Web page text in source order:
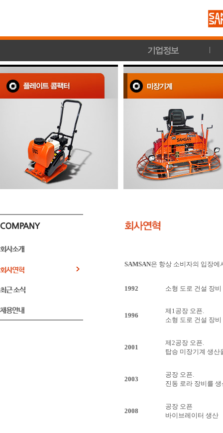
SAMSAN은 항상 소비자의 입장
1992 소형 도로 건설 장비
1996
제1공장 오픈.
소형 도로 건설 장
2001
제2공장 오픈.
탑승 미장기계 생산
2003
공장 오픈.
진동 로라 장비를
2008
공장 오픈
바이브레이터 생산